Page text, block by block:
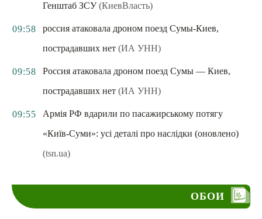
Генштаб ЗСУ (КиевВласть)
09:58
россия атаковала дроном поезд Сумы-Киев,
пострадавших нет (ИА УНН)
09:58
Россия атаковала дроном поезд Сумы — Киев,
пострадавших нет (ИА УНН)
09:55
Армія РФ вдарили по пасажирському потягу
«Київ-Суми»: усі деталі про наслідки (оновлено)
(tsn.ua)
ОБОИ